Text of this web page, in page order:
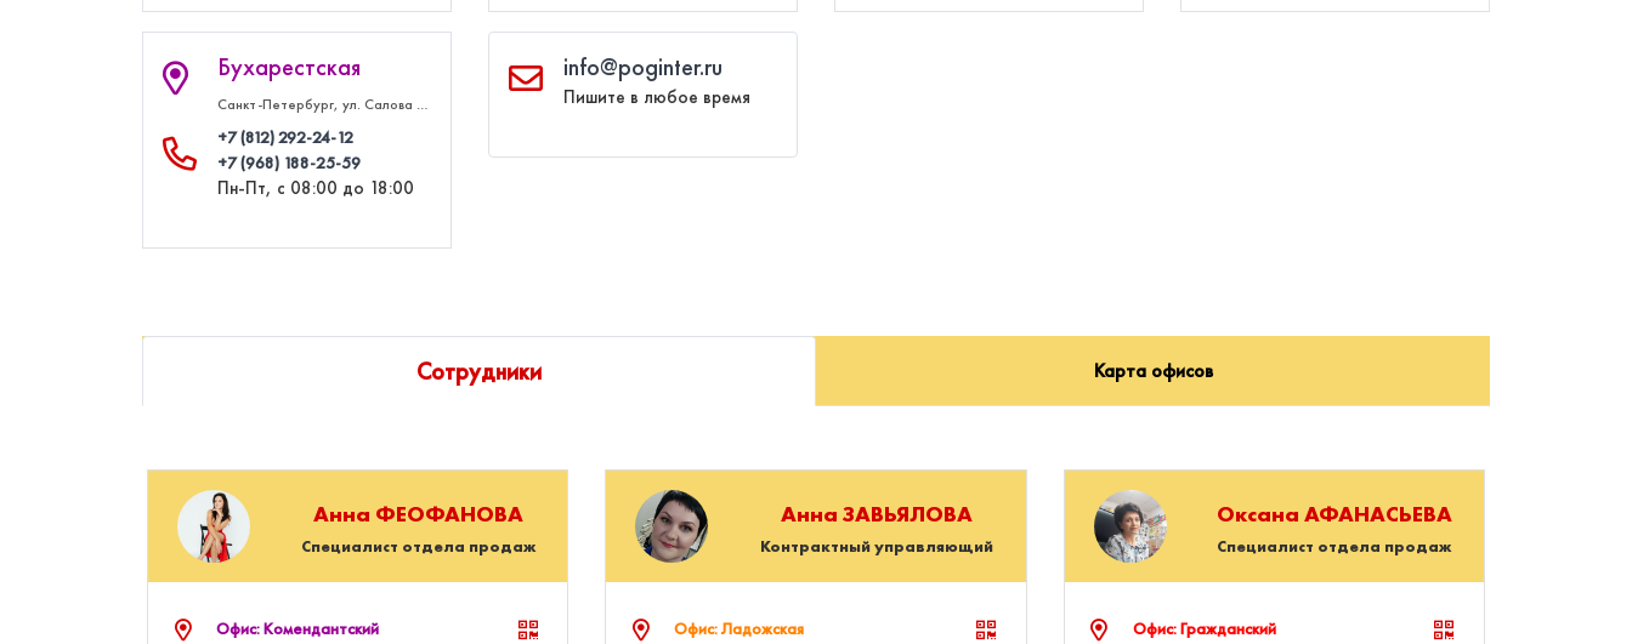
Бухарестская
Санкт-Петербург, ул. Салова 57к1, лит. И, 3 этаж, офис 34
+7 (812) 292‑24‑12
+7 (968) 188‑25‑59
Пн-Пт, с 08:00 до 18:00
info@poginter.ru
Пишите в любое время
Сотрудники Карта офисов
Анна ФЕОФАНОВА
Специалист отдела продаж
Офис: Комендантский
Анна ЗАВЬЯЛОВА
Контрактный управляющий
Офис: Ладожская
ОксанаАФАНАСЬЕВА
Специалист отдела продаж
Офис: Гражданский